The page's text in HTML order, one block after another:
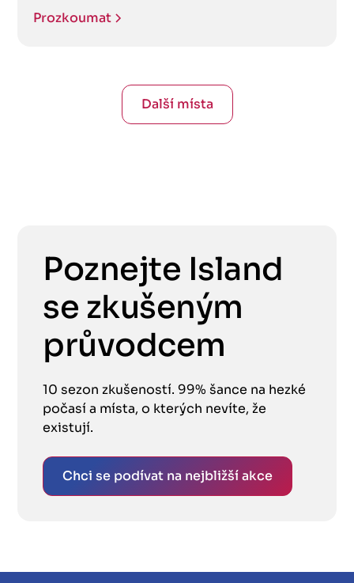
Prozkoumat
Další místa
Poznejte Island
se zkušeným
průvodcem
10 sezon zkušeností. 99% šance na hezké
počasí a místa, o kterých nevíte, že
existují.
Chci se podívat na nejbližší akce